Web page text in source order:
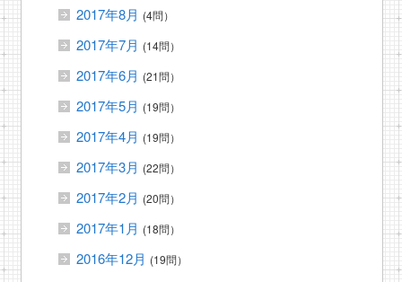
2017年8月 (4問）
2017年7月 (14問）
2017年6月 (21問）
2017年5月 (19問）
2017年4月 (19問）
2017年3月 (22問）
2017年2月 (20問）
2017年1月 (18問）
2016年12月 (19問）